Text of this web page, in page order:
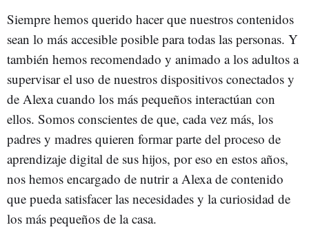
Siempre hemos querido hacer que nuestros contenidos
sean lo más accesible posible para todas las personas. Y
también hemos recomendado y animado a los adultos a
supervisar el uso de nuestros dispositivos conectados y
de Alexa cuando los más pequeños interactúan con
ellos. Somos conscientes de que, cada vez más, los
padres y madres quieren formar parte del proceso de
aprendizaje digital de sus hijos, por eso en estos años,
nos hemos encargado de nutrir a Alexa de contenido
que pueda satisfacer las necesidades y la curiosidad de
los más pequeños de la casa.